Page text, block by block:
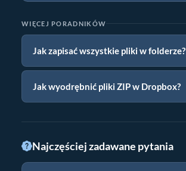
WIĘCEJ PORADNIKÓW
Jak zapisać wszystkie pliki w folderze?
Jak wyodrębnić pliki ZIP w Dropbox?
Najczęściej zadawane pytania